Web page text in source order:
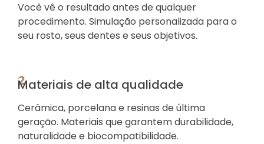
Você vê o resultado antes de qualquer
procedimento. Simulação personalizada para o
seu rosto, seus dentes e seus objetivos.
2
Materiais de alta qualidade
Cerâmica, porcelana e resinas de última
geração. Materiais que garantem durabilidade,
naturalidade e biocompatibilidade.